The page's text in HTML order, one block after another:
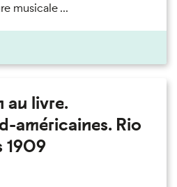
musicale ...
au livre.
américaines. Rio
1909